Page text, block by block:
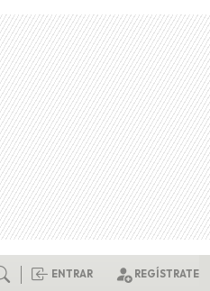
ENTRAR REGÍSTRATE